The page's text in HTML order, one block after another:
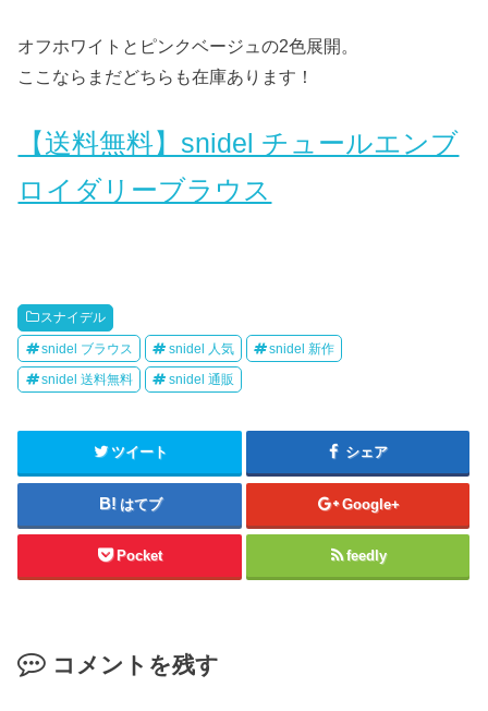
オフホワイトとピンクベージュの2色展開。
ここならまだどちらも在庫あります！
【送料無料】snidel チュールエンブ
ロイダリーブラウス
スナイデル
snidel ブラウス snidel 人気 snidel 新作
snidel 送料無料 snidel 通販
ツイート シェア
はてブ Google+
Pocket feedly
コメントを残す